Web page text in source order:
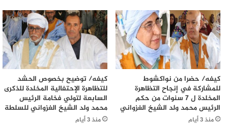
كيفه/ حضرا من نواكشوط
للمشاركة في إنجاح التظاهرة
المخلدة ل 7 سنوات من حكم
الرئيس محمد ولد الشيخ الغزواني
منذ 3 أيام
كيفه/ توضيح بخصوص الحشد
للتظاهرة الإحتفالية المخلدة للذكرى
السابعة لتولي فخامة الرئيس
محمد ولد الشيخ الغزواني للسلطة
منذ 3 أيام